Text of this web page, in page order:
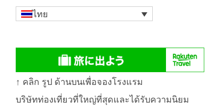
ไทย
↑ คลิก รูป ด้านบนเพื่อจองโรงแรม
บริษัทท่องเที่ยวที่ใหญ่ที่สุดและได้รับความนิยม